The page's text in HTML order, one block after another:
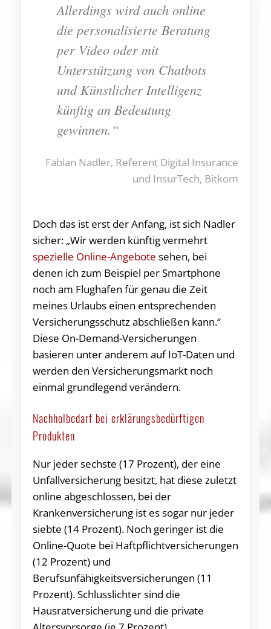
Allerdings wird auch online
die personalisierte Beratung
per Video oder mit
Unterstützung von Chatbots
und Künstlicher Intelligenz
künftig an Bedeutung
gewinnen.“
Fabian Nadler, Referent Digital Insurance
und InsurTech, Bitkom
Doch das ist erst der Anfang, ist sich Nadler
sicher: „Wir werden künftig vermehrt
spezielle Online-Angebote sehen, bei
denen ich zum Beispiel per Smartphone
noch am Flughafen für genau die Zeit
meines Urlaubs einen entsprechenden
Versicherungsschutz abschließen kann.“
Diese On-Demand-Versicherungen
basieren unter anderem auf IoT-Daten und
werden den Versicherungsmarkt noch
einmal grundlegend verändern.
Nachholbedarf bei erklärungsbedürftigen
Produkten
Nur jeder sechste (17 Prozent), der eine
Unfallversicherung besitzt, hat diese zuletzt
online abgeschlossen, bei der
Krankenversicherung ist es sogar nur jeder
siebte (14 Prozent). Noch geringer ist die
Online-Quote bei Haftpflichtversicherungen
(12 Prozent) und
Berufsunfähigkeitsversicherungen (11
Prozent). Schlusslichter sind die
Hausratversicherung und die private